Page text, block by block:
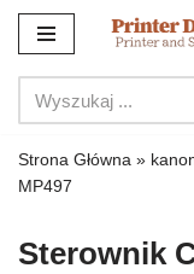
do
treści
Strona Główna »
MP497
Sterownik